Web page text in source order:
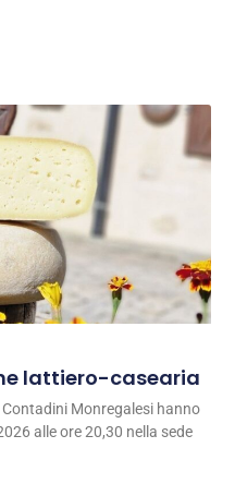
lattiero-casearia
Contadini Monregalesi hanno
alle ore 20,30 nella sede